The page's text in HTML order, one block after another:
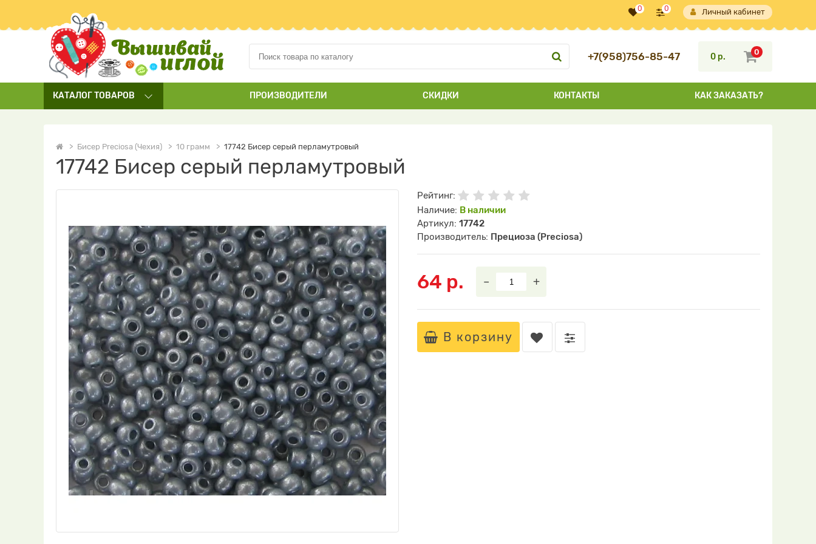
0 0 Личный кабинет
+7(958)756-85-47 0
0 р.
КАТАЛОГТОВАРОВ ПРОИЗВОДИТЕЛИ СКИДКИ КОНТАКТЫ КАК ЗАКАЗАТЬ?
Бисер Preciosa (Чехия) 10 грамм 17742 Бисер серый перламутровый
17742 Бисер серый перламутровый
Рейтинг:
Наличие: В наличии
Артикул: 17742
Производитель: Прециоза (Preciosa)
64 р. – +
В корзину